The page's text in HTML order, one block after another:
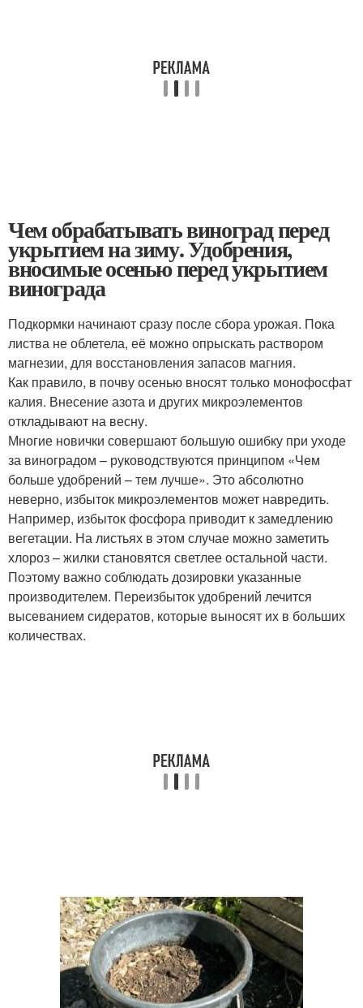
Чем обрабатывать виноград перед
укрытием на зиму. Удобрения,
вносимые осенью перед укрытием
винограда
Подкормки начинают сразу после сбора урожая. Пока
листва не облетела, её можно опрыскать раствором
магнезии, для восстановления запасов магния.
Как правило, в почву осенью вносят только монофосфат
калия. Внесение азота и других микроэлементов
откладывают на весну.
Многие новички совершают большую ошибку при уходе
за виноградом – руководствуются принципом «Чем
больше удобрений – тем лучше». Это абсолютно
неверно, избыток микроэлементов может навредить.
Например, избыток фосфора приводит к замедлению
вегетации. На листьях в этом случае можно заметить
хлороз – жилки становятся светлее остальной части.
Поэтому важно соблюдать дозировки указанные
производителем. Переизбыток удобрений лечится
высеванием сидератов, которые выносят их в больших
количествах.